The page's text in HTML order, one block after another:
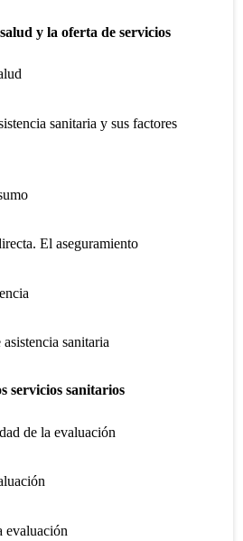
y la oferta de servicios
sanitaria y sus factores
El aseguramiento
sanitaria
servicios sanitarios
de la evaluación
evaluación